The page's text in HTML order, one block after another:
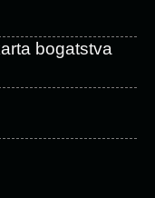
bogatstva